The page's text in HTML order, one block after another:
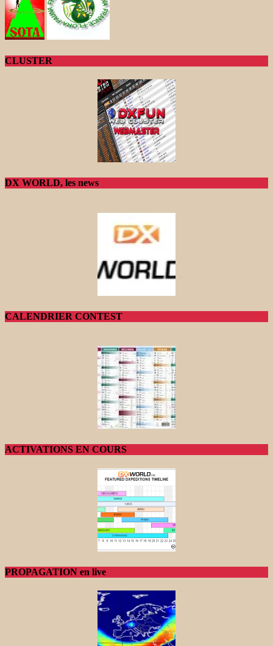
CLUSTER
DX WORLD, les news
CALENDRIER CONTEST
ACTIVATIONS EN COURS
PROPAGATION en live